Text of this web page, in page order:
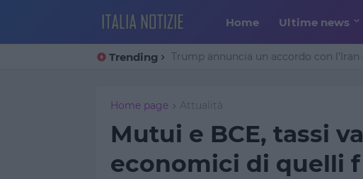
Home Ultime news
Trending Trump annuncia un accordo con
Home page Attualità
Mutui e BCE, tassi
economici di quelli